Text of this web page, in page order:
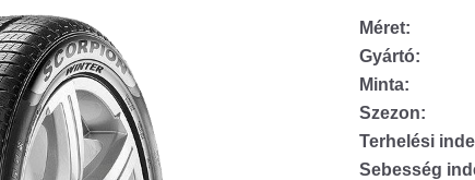
Méret:
Gyártó:
Minta:
Szezon:
Terhelési
Sebesség